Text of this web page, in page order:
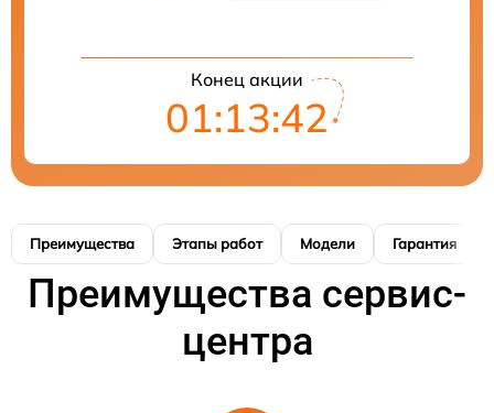
Конец акции
01:13:41
Преимущества Этапы работ Модели Гарантия
Преимущества сервис-
центра